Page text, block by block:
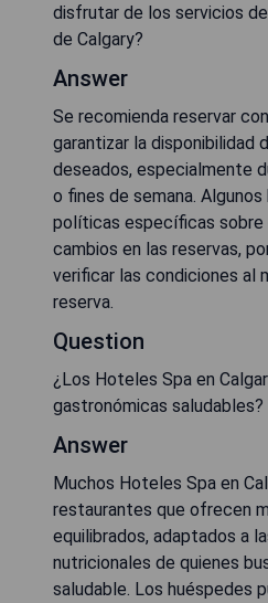
disfrutar de los servicios
de Calgary?
Answer
Se recomienda reservar
garantizar la disponibilidad
deseados, especialmente
o fines de semana.
políticas específicas sobre
cambios en las reservas,
verificar las condiciones al
reserva.
Question
¿Los Hoteles Spa en
gastronómicas saludables?
Answer
Muchos Hoteles Spa en
restaurantes que ofrecen
equilibrados, adaptados a
nutricionales de quienes
saludable. Los huéspedes